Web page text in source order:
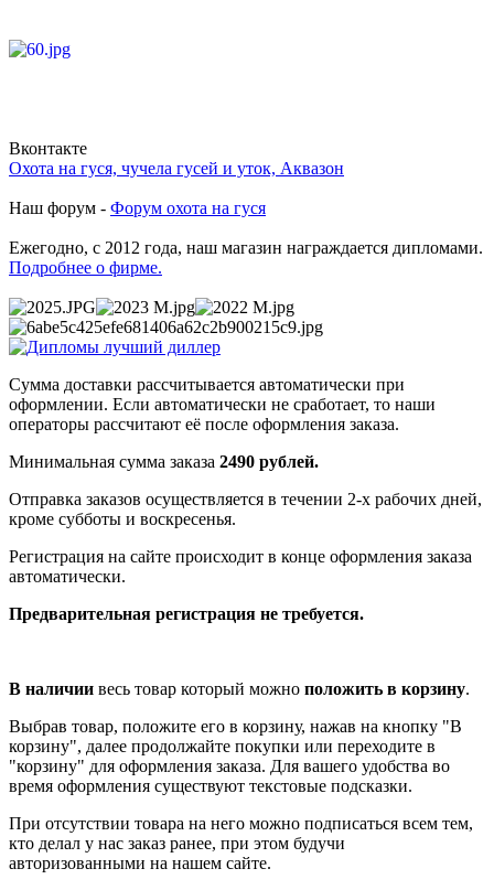
Вконтакте
Охота на гуся, чучела гусей и уток, Аквазон
Наш форум - Форум охота на гуся
Ежегодно, с 2012 года, наш магазин награждается дипломами.
Подробнее о фирме.
Сумма доставки рассчитывается автоматически при
оформлении. Если автоматически не сработает, то наши
операторы рассчитают её после оформления заказа.
Минимальная сумма заказа 2490 рублей.
Отправка заказов осуществляется в течении 2-х рабочих дней,
кроме субботы и воскресенья.
Регистрация на сайте происходит в конце оформления заказа
автоматически.
Предварительная регистрация не требуется.
В наличии весь товар который можно положить в корзину.
Выбрав товар, положите его в корзину, нажав на кнопку "В
корзину", далее продолжайте покупки или переходите в
"корзину" для оформления заказа. Для вашего удобства во
время оформления существуют текстовые подсказки.
При отсутствии товара на него можно подписаться всем тем,
кто делал у нас заказ ранее, при этом будучи
авторизованными на нашем сайте.